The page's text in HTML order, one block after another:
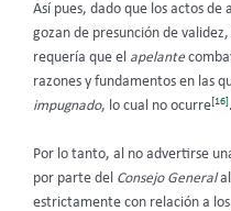
Así pues, dado que los actos de
gozan de presunción de
requería que el apelante
razones y fundamentos en las
impugnado, lo cual no ocurre[16].
Por lo tanto, al no advertirse
por parte del Consejo Generalal
estrictamente con relación a